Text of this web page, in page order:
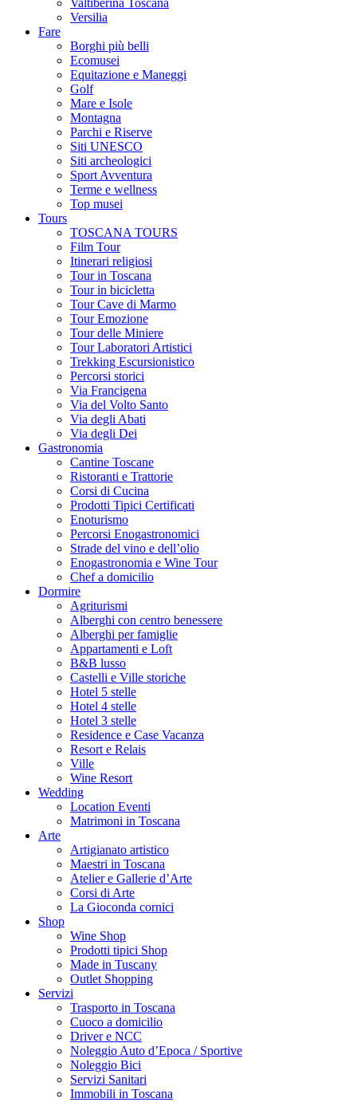
Valtiberina Toscana
Versilia
Fare
Borghi più belli
Ecomusei
Equitazione e Maneggi
Golf
Mare e Isole
Montagna
Parchi e Riserve
Siti UNESCO
Siti archeologici
Sport Avventura
Terme e wellness
Top musei
Tours
TOSCANA TOURS
Film Tour
Itinerari religiosi
Tour in Toscana
Tour in bicicletta
Tour Cave di Marmo
Tour Emozione
Tour delle Miniere
Tour Laboratori Artistici
Trekking Escursionistico
Percorsi storici
Via Francigena
Via del Volto Santo
Via degli Abati
Via degli Dei
Gastronomia
Cantine Toscane
Ristoranti e Trattorie
Corsi di Cucina
Prodotti Tipici Certificati
Enoturismo
Percorsi Enogastronomici
Strade del vino e dell’olio
Enogastronomia e Wine Tour
Chef a domicilio
Dormire
Agriturismi
Alberghi con centro benessere
Alberghi per famiglie
Appartamenti e Loft
B&B lusso
Castelli e Ville storiche
Hotel 5 stelle
Hotel 4 stelle
Hotel 3 stelle
Residence e Case Vacanza
Resort e Relais
Ville
Wine Resort
Wedding
Location Eventi
Matrimoni in Toscana
Arte
Artigianato artistico
Maestri in Toscana
Atelier e Gallerie d’Arte
Corsi di Arte
La Gioconda cornici
Shop
Wine Shop
Prodotti tipici Shop
Made in Tuscany
Outlet Shopping
Servizi
Trasporto in Toscana
Cuoco a domicilio
Driver e NCC
Noleggio Auto d’Epoca / Sportive
Noleggio Bici
Servizi Sanitari
Immobili in Toscana